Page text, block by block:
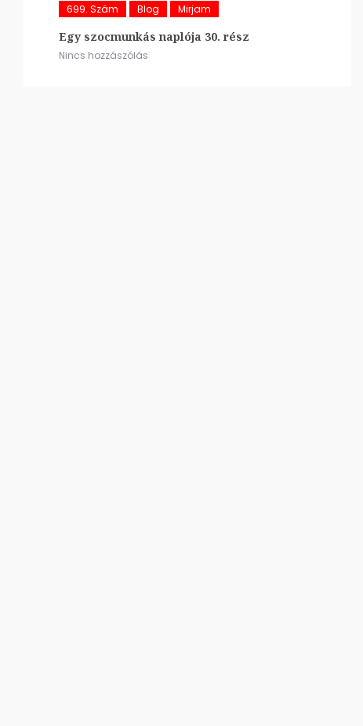
699. Szám Blog Mirjam
Egy szocmunkás naplója 30. rész
Nincs hozzászólás